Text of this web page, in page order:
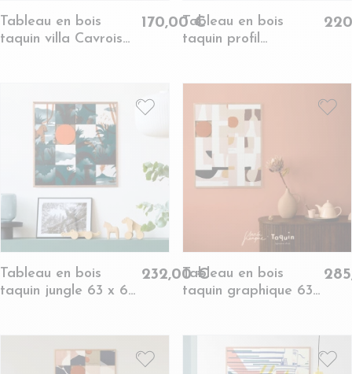
Tableau en bois
taquin villa Cavrois
170,00 €Tableau en bois
taquin profil
Tableau en bois
taquin jungle 63 x 63
232,00 €Tableau en bois
taquin graphique 63